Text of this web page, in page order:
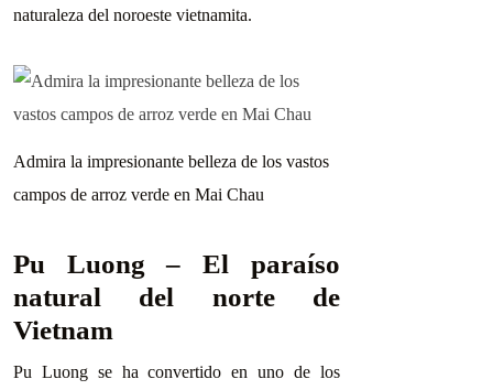
naturaleza del noroeste vietnamita.
Admira la impresionante belleza de los vastos
campos de arroz verde en Mai Chau
Pu Luong – El paraíso
natural del norte de
Vietnam
Pu Luong se ha convertido en uno de los